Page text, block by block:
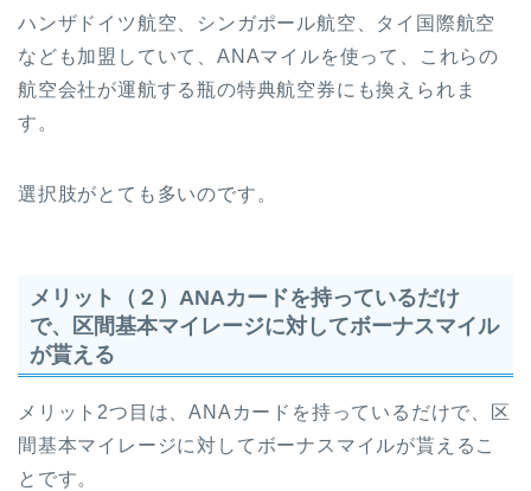
ハンザドイツ航空、シンガポール航空、タイ国際航空
なども加盟していて、ANAマイルを使って、これらの
航空会社が運航する瓶の特典航空券にも換えられま
す。
選択肢がとても多いのです。
メリット（２）ANAカードを持っているだけ
で、区間基本マイレージに対してボーナスマイル
が貰える
メリット2つ目は、ANAカードを持っているだけで、区
間基本マイレージに対してボーナスマイルが貰えるこ
とです。